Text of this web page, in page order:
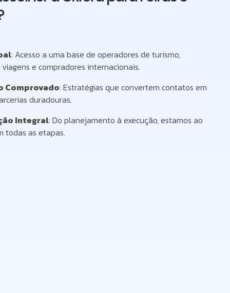
: Acesso a uma base de operadores de turismo,
e compradores internacionais.
Comprovado: Estratégias que convertem contatos em
duradouras.
Integral: Do planejamento à execução, estamos ao
todas as etapas.